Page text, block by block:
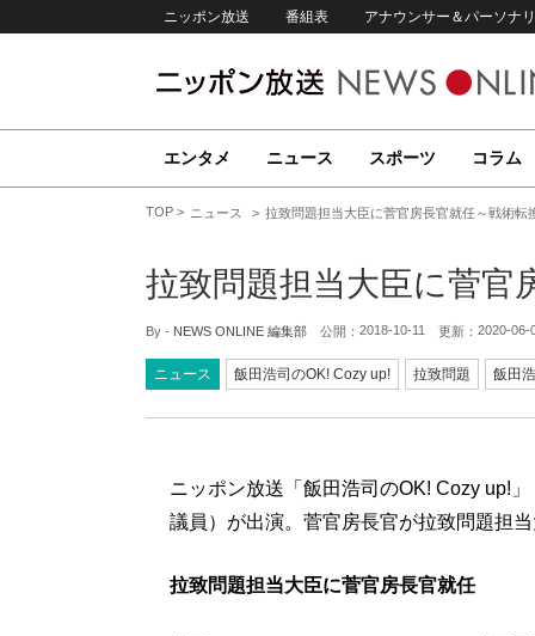
ニッポン放送 番組表 アナウンサー＆パーソナ
エンタメ ニュース スポーツ コラム
TOP ニュース 拉致問題担当大臣に菅官房長官就任～戦術転
拉致問題担当大臣に菅官
By - NEWS ONLINE 編集部 公開： 2018-10-11 更新： 2020-06-
ニュース 飯田浩司のOK! Cozy up! 拉致問題 飯田
ニッポン放送「飯田浩司のOK! Cozy up!
議員）が出演。菅官房長官が拉致問題担
拉致問題担当大臣に菅官房長官就任